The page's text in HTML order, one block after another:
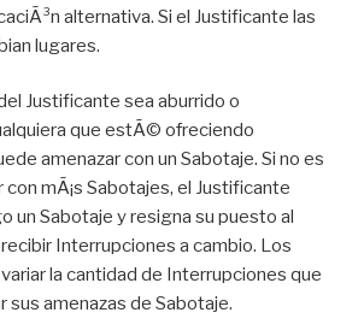
alternativa. Si el Justificante las
lugares.
Justificante sea aburrido o
que estÃ© ofreciendo
amenazar con un Sabotaje. Si no es
mÃ¡s Sabotajes, el Justificante
un Sabotaje y resigna su puesto al
Interrupciones a cambio. Los
la cantidad de Interrupciones que
sus amenazas de Sabotaje.